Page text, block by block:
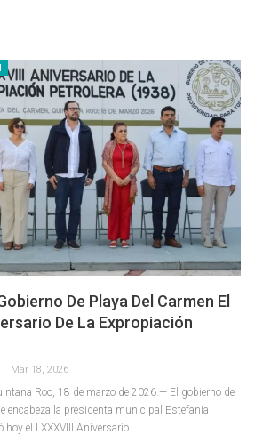
De Playa Del Carmen El
De La Expropiación
Mar 18, 2026
Roo, 18 de marzo de 2026.— El gobierno de
encabeza la presidenta municipal Estefanía
hoy el LXXXVIII Aniversario…